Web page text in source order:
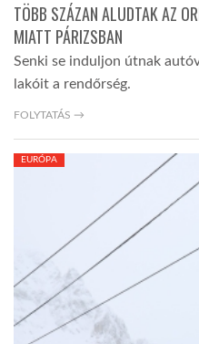
LINKTR.EE
DOBRAVERO.HU
LATIMO.HU
GLOBOBOOK
TÖBB SZÁZAN ALUDTAK AZ
MIATT PÁRIZSBAN
Senki se induljon útnak
lakóit a rendőrség.
FOLYTATÁS →
EURÓPA